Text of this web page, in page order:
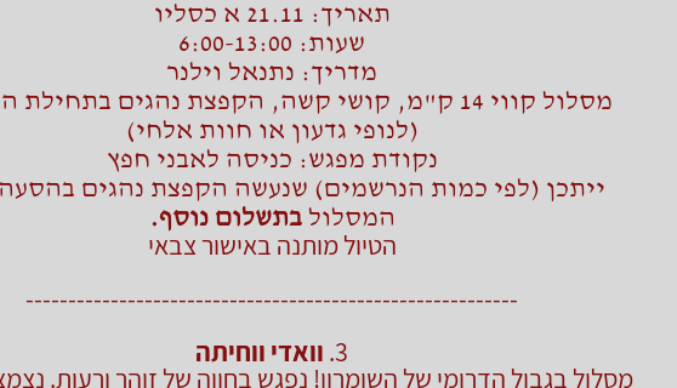
תאריך: 21.11 א כסליו
שעות: 6:00-13:00
מדריך: נתנאל וילנר
מסלול קווי 14 ק"מ, קושי קשה, הקפצת נהגים
(לנופי גדעון או חוות אלחי)
נקודת מפגש: כניסה לאבני חפץ
ייתכן (לפי כמות הנרשמים) שנעשה הקפצת נהגים
המסלולבתשלום נוסף.
הטיול מותנה באישור צבאי
----------------------------------------------------------
3. וואדי ווחיתה
מסלול בגבול הדרומי של השומרון! נפגש בחווה של זוהר ורעות.